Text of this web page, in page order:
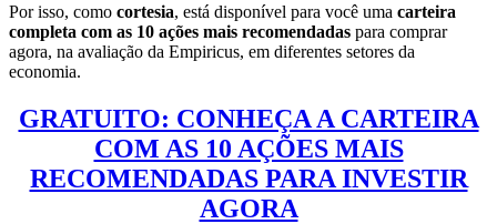
Por isso, como cortesia, está disponível para você uma carteira
completa com as 10 ações mais recomendadas para comprar
agora, na avaliação da Empiricus, em diferentes setores da
economia.
GRATUITO: CONHEÇA A CARTEIRA
COM AS 10 AÇÕES MAIS
RECOMENDADAS PARA INVESTIR
AGORA